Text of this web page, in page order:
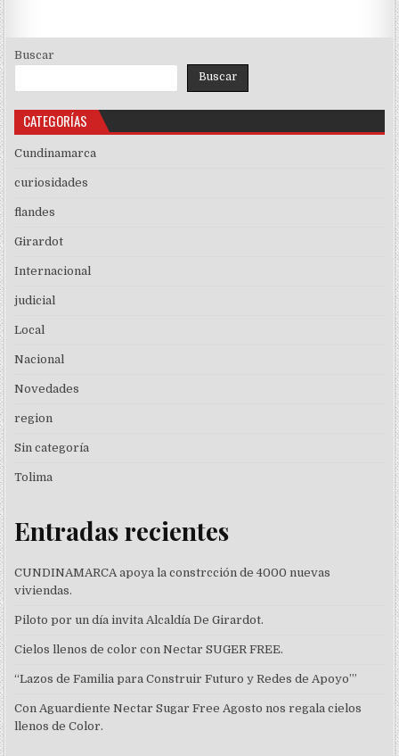
Buscar
Buscar
CATEGORÍAS
Cundinamarca
curiosidades
flandes
Girardot
Internacional
judicial
Local
Nacional
Novedades
region
Sin categoría
Tolima
Entradas recientes
CUNDINAMARCA apoya la constrcción de 4000 nuevas
viviendas.
Piloto por un día invita Alcaldía De Girardot.
Cielos llenos de color con Nectar SUGER FREE.
“Lazos de Familia para Construir Futuro y Redes de Apoyo’”
Con Aguardiente Nectar Sugar Free Agosto nos regala cielos
llenos de Color.